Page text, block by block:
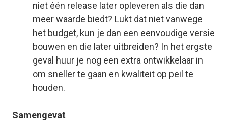
niet één release later opleveren als die dan
meer waarde biedt? Lukt dat niet vanwege
het budget, kun je dan een eenvoudige versie
bouwen en die later uitbreiden? In het ergste
geval huur je nog een extra ontwikkelaar in
om sneller te gaan en kwaliteit op peil te
houden.
Samengevat